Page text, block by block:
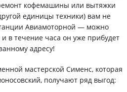
кофемашины или вытяжки
единицы техники) вам не
Авиамоторной — можно
в течение часа он уже прибудет
адресу!
мастерской Сименс, которая
получают ряд выгод: